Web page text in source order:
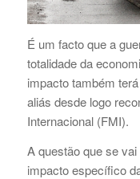
É um facto que a
totalidade da
impacto também
aliás desde logo
Internacional (FMI).
A questão que se
impacto específico